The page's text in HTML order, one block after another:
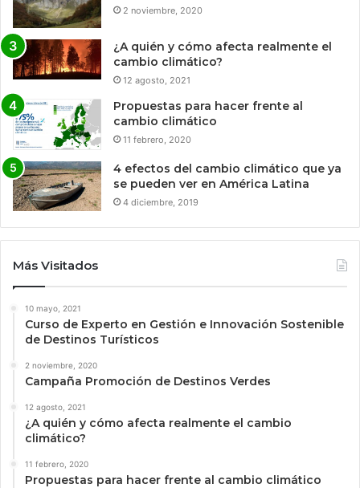
2 noviembre, 2020
¿A quién y cómo afecta realmente el
cambio climático?
12 agosto, 2021
Propuestas para hacer frente al
cambio climático
11 febrero, 2020
4 efectos del cambio climático que ya
se pueden ver en América Latina
4 diciembre, 2019
Más Visitados
10 mayo, 2021
Curso de Experto en Gestión e Innovación Sostenible
de Destinos Turísticos
2 noviembre, 2020
Campaña Promoción de Destinos Verdes
12 agosto, 2021
¿A quién y cómo afecta realmente el cambio
climático?
11 febrero, 2020
Propuestas para hacer frente al cambio climático